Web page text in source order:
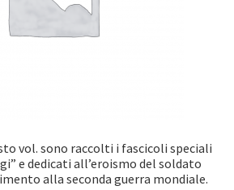
vol. sono raccolti i fascicoli speciali
e dedicati all’eroismo del soldato
alla seconda guerra mondiale.